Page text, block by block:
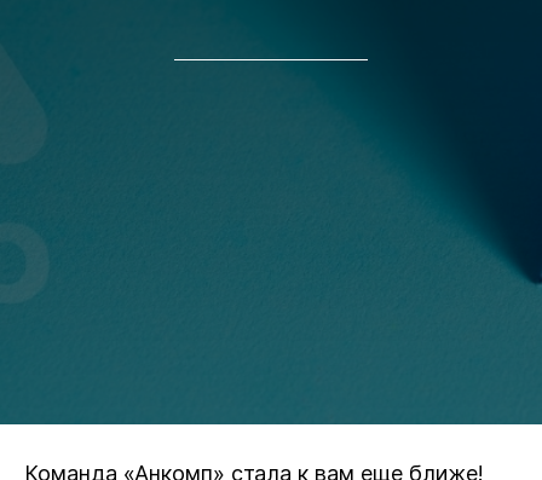
Команда «Анкомп» стала к вам еще ближе!